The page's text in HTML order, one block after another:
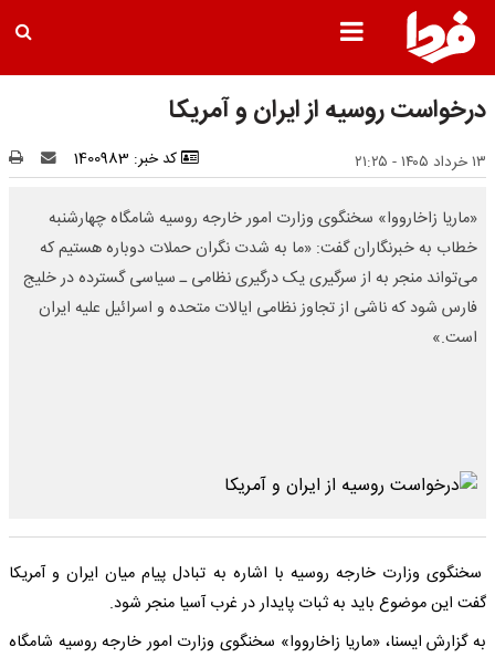
درخواست روسیه از ایران و آمریکا
۱۳ خرداد ۱۴۰۵ - ۲۱:۲۵ کد خبر: 1400983
«ماریا زاخارووا» سخنگوی وزارت امور خارجه روسیه شامگاه چهارشنبه
خطاب به خبرنگاران گفت: «ما به شدت نگران حملات دوباره هستیم که
می‌تواند منجر به از سرگیری یک درگیری نظامی ـ سیاسی گسترده در خلیج
فارس شود که ناشی از تجاوز نظامی ایالات متحده و اسرائیل علیه ایران
است.»
سخنگوی وزارت خارجه روسیه با اشاره به تبادل پیام میان ایران و آمریکا
گفت این موضوع باید به ثبات پایدار در غرب آسیا منجر شود.
به گزارش ایسنا، «ماریا زاخارووا» سخنگوی وزارت امور خارجه روسیه شامگاه